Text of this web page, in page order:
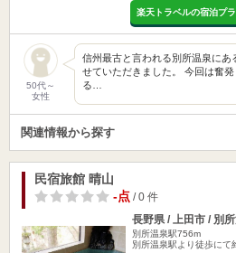
楽天トラベルの宿泊プ
50代～
女性
信州最古と言われる別所温泉にあ
せていただきました。 今回は奮
る…
関連情報から探す
民宿旅館 晴山
-点/ 0 件
長野県 / 上田市 / 別
別所温泉駅756m
別所温泉駅より徒歩にて